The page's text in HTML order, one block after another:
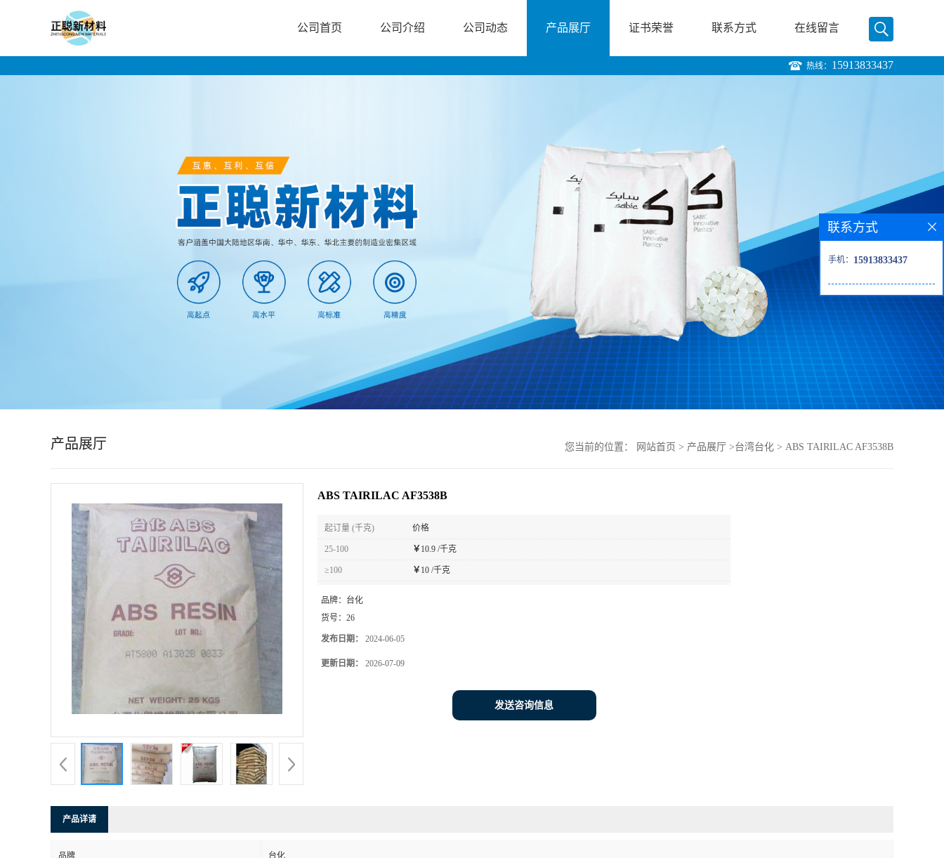
公司首页 公司介绍 公司动态 产品展厅 证书荣誉 联系方式 在线留言
热线： 15913833437
产品展厅 您当前的位置： 网站首页 > 产品展厅 >台湾台化 > ABS TAIRILAC AF3538B
ABS TAIRILAC AF3538B
起订量 (千克) 价格
25-100 ￥ 10.9 /千克
≥100 ￥ 10 /千克
品牌： 台化
货号： 26
发布日期： 2024-06-05
更新日期： 2026-07-09
发送咨询信息
产品详请
品牌 台化
联系方式
手机： 15913833437